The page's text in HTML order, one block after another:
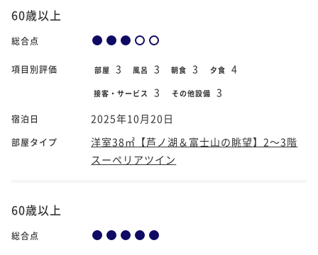
60歳以上
総合点
項目別評価 部屋 3 風呂 3 朝食 3 夕食 4
接客・サービス 3 その他設備 3
宿泊日 2025年10月20日
部屋タイプ
洋室38㎡【芦ノ湖＆富士山の眺望】2～3階
スーペリアツイン
60歳以上
総合点